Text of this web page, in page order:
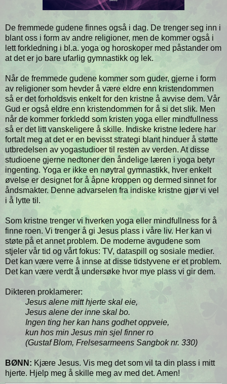
De fremmede gudene finnes også i dag. De trenger seg inn i
blant oss i form av andre religioner, men de kommer også i
lett forkledning i bl.a. yoga og horoskoper med påstander om
at det er jo bare ufarlig gymnastikk og lek.
Når de fremmede gudene kommer som guder, gjerne i form
av religioner som hevder å være eldre enn kristendommen
så er det forholdsvis enkelt for den kristne å avvise dem. Vår
Gud er også eldre enn kristendommen for å si det slik. Men
når de kommer forkledd som kristen yoga eller mindfullness
så er det litt vanskeligere å skille. Indiske kristne ledere har
fortalt meg at det er en bevisst strategi blant hinduer å støtte
utbredelsen av yogastudioer til resten av verden. At disse
studioene gjerne nedtoner den åndelige læren i yoga betyr
ingenting. Yoga er ikke en nøytral gymnastikk, hver enkelt
øvelse er designet for å åpne kroppen og dermed sinnet for
åndsmakter. Denne advarselen fra indiske kristne gjør vi vel
i å lytte til.
Som kristne trenger vi hverken yoga eller mindfullness for å
finne roen. Vi trenger å gi Jesus plass i våre liv. Her kan vi
støte på et annet problem. De moderne avgudene som
stjeler vår tid og vårt fokus: TV, dataspill og sosiale medier.
Det kan være verre å innse at disse tidstyvene er et problem.
Det kan være verdt å undersøke hvor mye plass vi gir dem.
Dikteren proklamerer:
Jesus alene mitt hjerte skal eie,
Jesus alene der inne skal bo.
Ingen ting her kan hans godhet oppveie,
kun hos min Jesus min sjel finner ro
(Gustaf Blom, Frelsesarmeens Sangbok nr. 330)
BØNN: Kjære Jesus. Vis meg det som vil ta din plass i mitt
hjerte. Hjelp meg å skille meg av med det. Amen!